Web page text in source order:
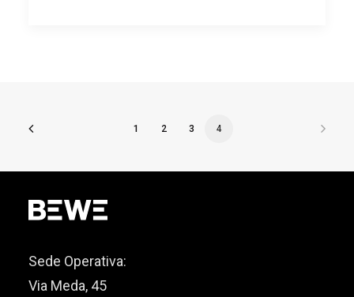
1 2 3 4
Sede Operativa:
Via Meda, 45